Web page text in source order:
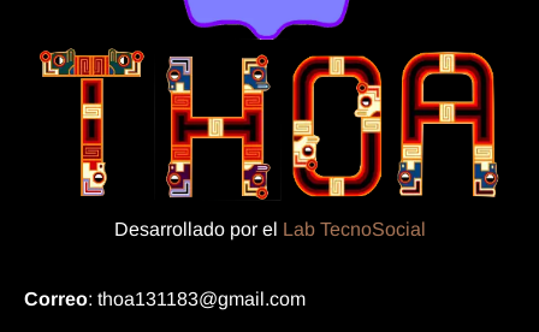
Desarrollado por el Lab TecnoSocial
Correo: thoa131183@gmail.com